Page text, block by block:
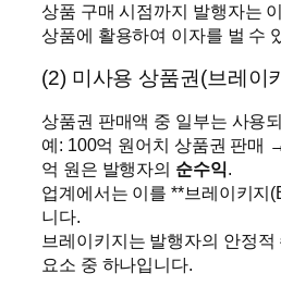
상품 구매 시점까지 발행자는
상품에 활용하여 이자를 벌 수
(2) 미사용 상품권(브레이
상품권 판매액 중 일부는 사용
예: 100억 원어치 상품권 판매
억 원은 발행자의 순수익.
업계에서는 이를 **브레이키지
니다.
브레이키지는 발행자의 안정
요소 중 하나입니다.